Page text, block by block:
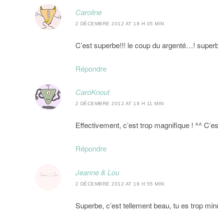
Caroline
2 DÉCEMBRE 2012 AT 18 H 05 MIN
C’est superbe!!! le coup du argenté…!
Répondre
CaroKnout
2 DÉCEMBRE 2012 AT 18 H 11 MIN
Effectivement, c’est trop magnifique ! ^^
Répondre
Jeanne & Lou
2 DÉCEMBRE 2012 AT 18 H 55 MIN
Superbe, c’est tellement beau, tu es trop